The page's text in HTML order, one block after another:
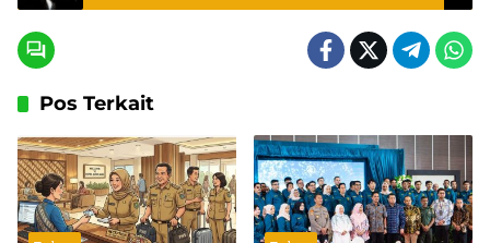
Pos Terkait